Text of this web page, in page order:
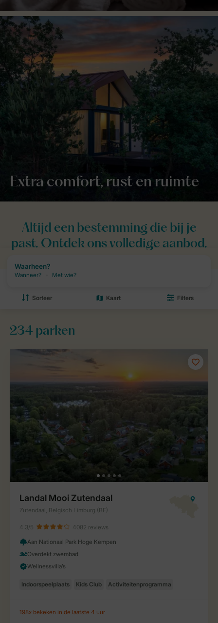
Extra comfort, rust en ruimte
Altijd een bestemming die bij je
past. Ontdek ons volledige aanbod.